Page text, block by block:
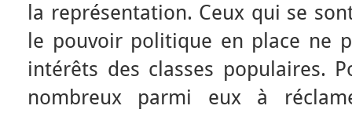
la représentation. Ceux qui se
le pouvoir politique en place ne
intérêts des classes populaires.
nombreux parmi eux à